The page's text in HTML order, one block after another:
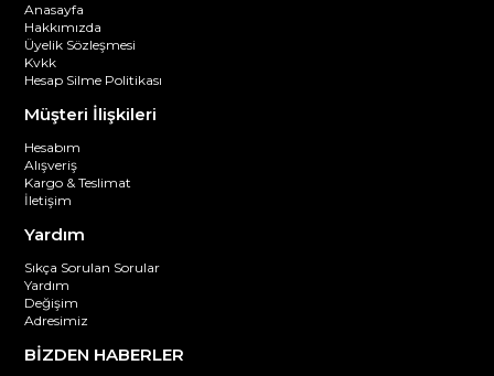
Anasayfa
Hakkımızda
Üyelik Sözleşmesi
Kvkk
Hesap Silme Politikası
Müşteri İlişkileri
Hesabım
Alışveriş
Kargo & Teslimat
İletişim
Yardım
Sıkça Sorulan Sorular
Yardım
Değişim
Adresimiz
BİZDEN HABERLER